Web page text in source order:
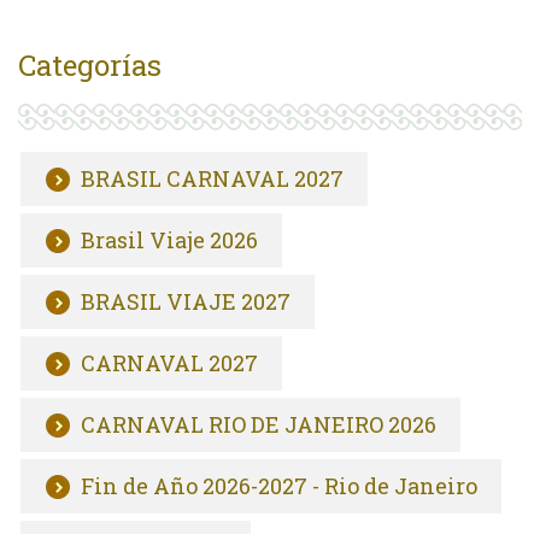
Categorías
BRASIL CARNAVAL 2027
Brasil Viaje 2026
BRASIL VIAJE 2027
CARNAVAL 2027
CARNAVAL RIO DE JANEIRO 2026
Fin de Año 2026-2027 - Rio de Janeiro